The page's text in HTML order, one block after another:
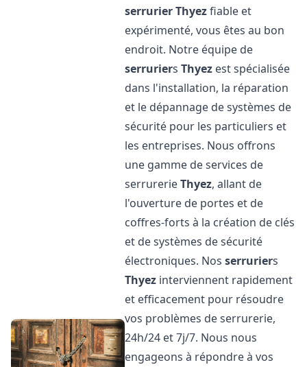
serrurierThyezfiable et
expérimenté, vous êtes au bon
endroit. Notre équipe de
serruriersThyez est spécialisée
dans l'installation, la réparation
et le dépannage de systèmes de
sécurité pour les particuliers et
les entreprises. Nous offrons
une gamme de services de
serrurerieThyez, allant de
l'ouverture de portes et de
coffres-forts à la création de clés
et de systèmes de sécurité
électroniques. Nosserruriers
Thyez interviennent rapidement
et efficacement pour résoudre
vos problèmes de serrurerie,
24h/24 et 7j/7. Nous nous
engageons à répondre à vos